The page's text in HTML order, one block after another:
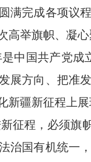
满完成各项议
举旗帜、凝
是中国共产党
展方向、把准
疆新征程上展
新征程，必须
治国有机统一